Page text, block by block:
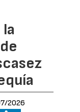
2026